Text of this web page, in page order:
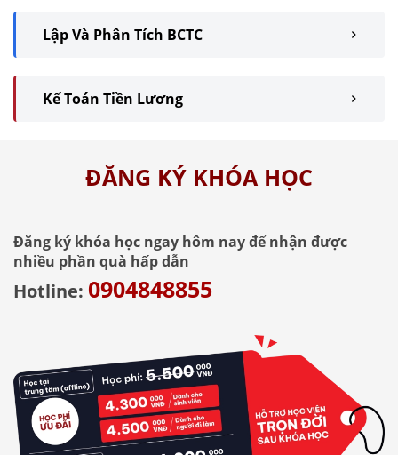
Lập Và Phân Tích BCTC
Kế Toán Tiền Lương
ĐĂNG KÝ KHÓA HỌC
Đăng ký khóa học ngay hôm nay để nhận được
nhiều phần quà hấp dẫn
Hotline: 0904848855